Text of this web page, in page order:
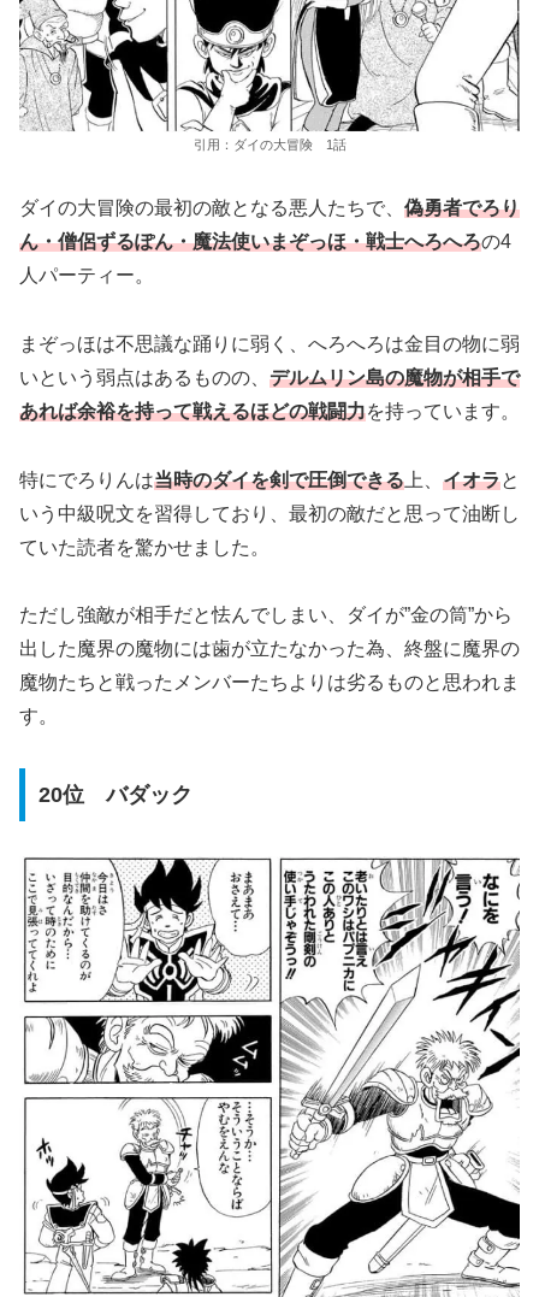
引用：ダイの大冒険 1話
ダイの大冒険の最初の敵となる悪人たちで、 偽勇者でろり
ん・僧侶ずるぽん・魔法使いまぞっほ・戦士へろへろの4
人パーティー。
まぞっほは不思議な踊りに弱く、へろへろは金目の物に弱
いという弱点はあるものの、 デルムリン島の魔物が相手で
あれば余裕を持って戦えるほどの戦闘力を持っています。
特にでろりんは当時のダイを剣で圧倒できる 上、 イオラと
いう中級呪文を習得しており、最初の敵だと思って油断し
ていた読者を驚かせました。
ただし強敵が相手だと怯んでしまい、ダイが”金の筒”から
出した魔界の魔物には歯が立たなかった為、終盤に魔界の
魔物たちと戦ったメンバーたちよりは劣るものと思われま
す。
20位 バダック